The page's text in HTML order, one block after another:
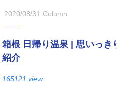
2020/08/31 Column
箱根 日帰り温泉 | 思いっき
紹介
165121 view